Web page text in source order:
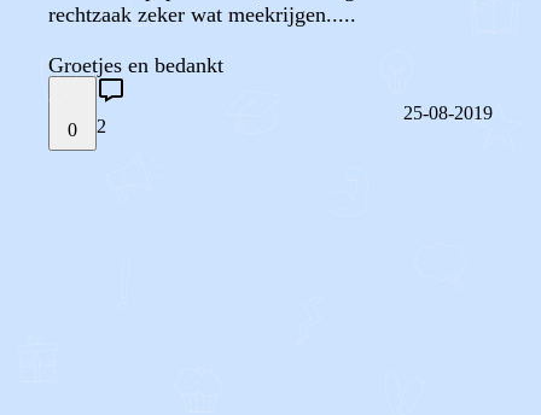
rechtzaak zeker wat meekrijgen.....
Groetjes en bedankt
0 2
25-08-2019